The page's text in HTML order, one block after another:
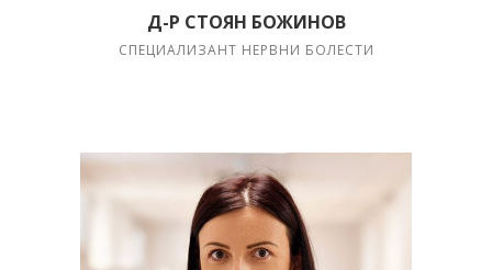
Д-Р СТОЯН БОЖИНОВ
СПЕЦИАЛИЗАНТ НЕРВНИ БОЛЕСТИ